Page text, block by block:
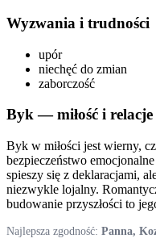
Wyzwania i trudności
upór
niechęć do zmian
zaborczość
Byk— miłość i relacje
Byk w miłości jest wierny,
bezpieczeństwo
spieszy się z deklaracjami,
niezwykle lojalny.
budowanie przyszłości to
Najlepsza zgodność: Panna,